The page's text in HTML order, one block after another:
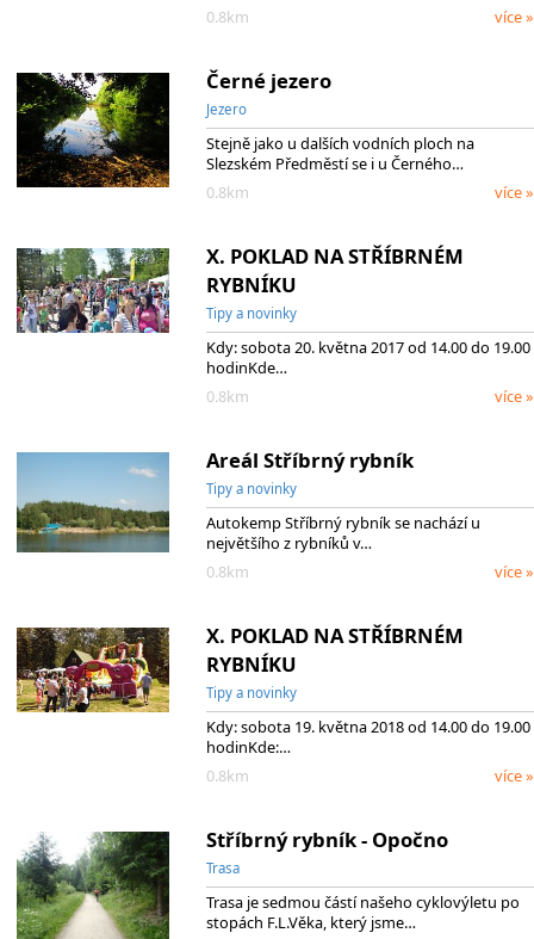
0.8km
více »
Černé jezero
Jezero
Stejně jako u dalších vodních ploch na
Slezském Předměstí se i u Černého…
0.8km
více »
X. POKLAD NA STŘÍBRNÉM
RYBNÍKU
Tipy a novinky
Kdy: sobota 20. května 2017 od 14.00 do 19.00
hodinKde…
0.8km
více »
Areál Stříbrný rybník
Tipy a novinky
Autokemp Stříbrný rybník se nachází u
největšího z rybníků v…
0.8km
více »
X. POKLAD NA STŘÍBRNÉM
RYBNÍKU
Tipy a novinky
Kdy: sobota 19. května 2018 od 14.00 do 19.00
hodinKde:…
0.8km
více »
Stříbrný rybník - Opočno
Trasa
Trasa je sedmou částí našeho cyklovýletu po
stopách F.L.Věka, který jsme…